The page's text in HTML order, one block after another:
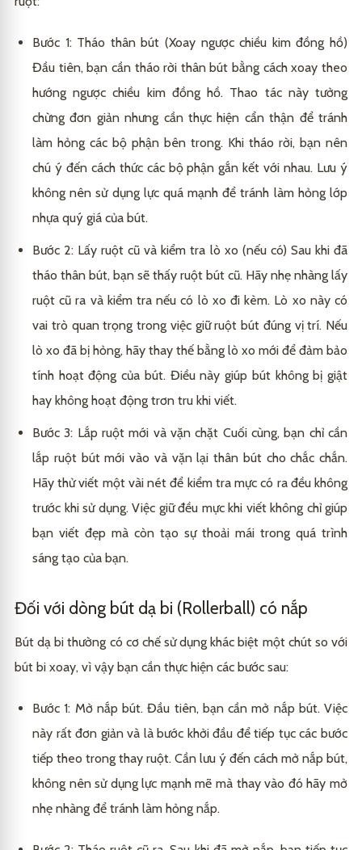
Bước 1: Tháo thân bút (Xoay ngược chiều kim đồng hồ)
Đầu tiên, bạn cần tháo rời thân bút bằng cách xoay theo
hướng ngược chiều kim đồng hồ. Thao tác này tưởng
chừng đơn giản nhưng cần thực hiện cẩn thận để tránh
làm hỏng các bộ phận bên trong. Khi tháo rời, bạn nên
chú ý đến cách thức các bộ phận gắn kết với nhau. Lưu ý
không nên sử dụng lực quá mạnh để tránh làm hỏng lớp
nhựa quý giá của bút.
Bước 2: Lấy ruột cũ và kiểm tra lò xo (nếu có) Sau khi đã
tháo thân bút, bạn sẽ thấy ruột bút cũ. Hãy nhẹ nhàng lấy
ruột cũ ra và kiểm tra nếu có lò xo đi kèm. Lò xo này có
vai trò quan trọng trong việc giữ ruột bút đúng vị trí. Nếu
lò xo đã bị hỏng, hãy thay thế bằng lò xo mới để đảm bảo
tính hoạt động của bút. Điều này giúp bút không bị giật
hay không hoạt động trơn tru khi viết.
Bước 3: Lắp ruột mới và vặn chặt Cuối cùng, bạn chỉ cần
lắp ruột bút mới vào và vặn lại thân bút cho chắc chắn.
Hãy thử viết một vài nét để kiểm tra mực có ra đều không
trước khi sử dụng. Việc giữ đều mực khi viết không chỉ giúp
bạn viết đẹp mà còn tạo sự thoải mái trong quá trình
sáng tạo của bạn.
Đối với dòng bút dạ bi (Rollerball) có nắp
Bút dạ bi thường có cơ chế sử dụng khác biệt một chút so với
bút bi xoay, vì vậy bạn cần thực hiện các bước sau:
Bước 1: Mở nắp bút. Đầu tiên, bạn cần mở nắp bút. Việc
này rất đơn giản và là bước khởi đầu để tiếp tục các bước
tiếp theo trong thay ruột. Cần lưu ý đến cách mở nắp bút,
không nên sử dụng lực mạnh mẽ mà thay vào đó hãy mở
nhẹ nhàng để tránh làm hỏng nắp.